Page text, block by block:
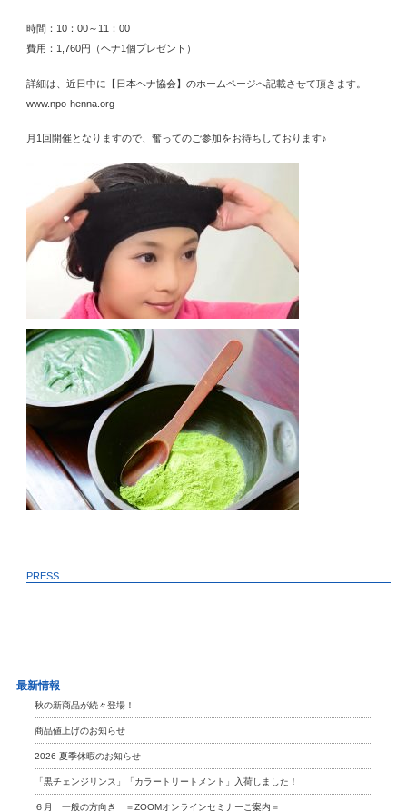
時間：10：00～11：00
費用：1,760円（ヘナ1個プレゼント）
詳細は、近日中に【日本ヘナ協会】のホームページへ記載させて頂きます。
www.npo-henna.org
月1回開催となりますので、奮ってのご参加をお待ちしております♪
PRESS
最新情報
秋の新商品が続々登場！
商品値上げのお知らせ
2026 夏季休暇のお知らせ
「黒チェンジリンス」「カラートリートメント」入荷しました！
６月 一般の方向き ＝ZOOMオンラインセミナーご案内＝